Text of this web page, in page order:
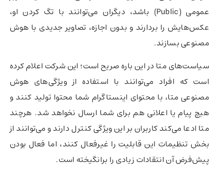
عمومی (Public) باشد، دیگران می‌توانند با تگ کردن او،
عکس‌هایش را بردارند و بدون اجازه، تصاویر جدیدی با هوش
مصنوعی بسازند.
سیاست‌های متا در این باره صریح است؛ این شرکت اعلام کرده
است که افراد می‌توانند با استفاده از ویژگی‌های هوش
مصنوعی متا، با محتوای اینستاگرام شما محتوا تولید کنند و
هیچ پیام یا اعلانی هم برای شما ارسال نخواهد شد. هرچند
متا ادعا می‌کند کاربران بر این ویژگی کنترل دارند و می‌توانند از
بخش تنظیمات این قابلیت را غیرفعال کنند، اما فعال بودن
پیش‌فرض آن انتقادات زیادی را برانگیخته است.